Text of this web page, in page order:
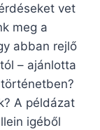
vet
meg a
abban rejlő
– ajánlotta
A példázat
igéből